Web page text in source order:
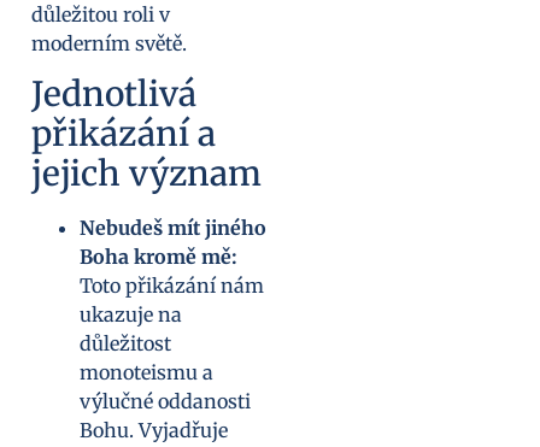
důležitou roli v
moderním světě.
Jednotlivá
přikázání a
jejich význam
Nebudeš mít jiného
Boha kromě mě:
Toto přikázání nám
ukazuje na
důležitost
monoteismu a
výlučné oddanosti
Bohu. Vyjadřuje